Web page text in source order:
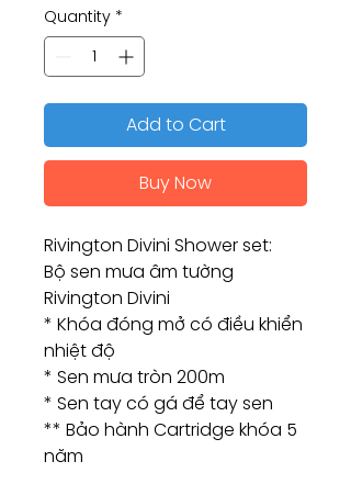
Quantity *
Add to Cart
Buy Now
Rivington Divini Shower set:
Bộ sen mưa âm tường
Rivington Divini
* Khóa đóng mở có điều khiển
nhiệt độ
* Sen mưa tròn 200m
* Sen tay có gá để tay sen
** Bảo hành Cartridge khóa 5
năm